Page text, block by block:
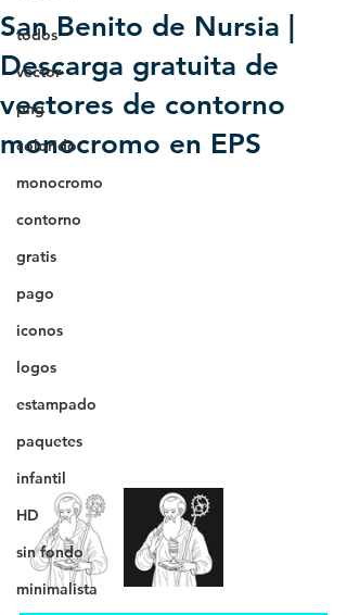
todos
vector
png
colorido
monocromo
contorno
gratis
pago
iconos
logos
estampado
paquetes
infantil
HD
sin fondo
minimalista
San Benito de Nursia |
Descarga gratuita de
vectores de contorno
monocromo en EPS